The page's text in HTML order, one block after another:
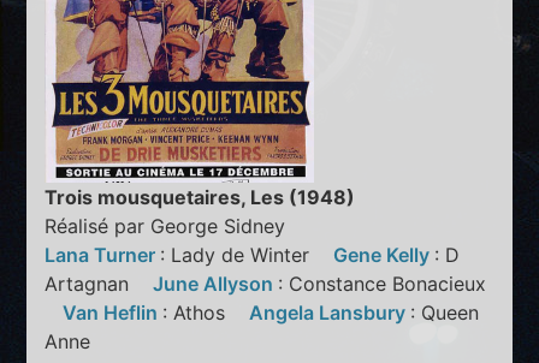
Trois mousquetaires, Les (1948)
Réalisé par George Sidney
Lana Turner : Lady de Winter Gene Kelly : D
ArtagnanJune Allyson : Constance Bonacieux
Van Heflin : Athos Angela Lansbury : Queen
Anne